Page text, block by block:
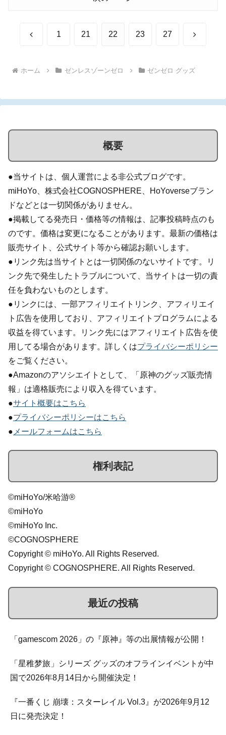
前 1 21 22 23 27 次
ホーム ゼンレスゾーンゼロ ゼンゼロ グッズ
概要
●当サイトは、個人運営による非公式ブログです。
miHoYo、株式会社COGNOSPHERE、HoYoverseブラン
ドなどとは一切関係がありません。
●掲載してる発売日・価格等の情報は、記事投稿時点のも
のです。価格は変更になることがあります。最新の価格は
販売サイト、公式サイト等から確認お願いします。
●リンク先は当サイトとは一切関係のないサイトです。リ
ンク先で発生したトラブルについて、当サイトは一切の責
任を負わないものとします。
●リンクには、一部アフィリエイトリンク、アフィリエイ
ト広告を使用しており、アフィリエイトプログラムによる
収益を得ています。リンク先にはアフィリエイト広告を使
用してる場合があります。詳しくはプライバシーポリシー
をご覧ください。
●Amazonのアソシエイトとして、「原神のグッズ販売情
報」は適格販売により収入を得ています。
●サイト概要はこちら
●プライバシーポリシーはこちら
● メールフォームはこちら
権利表記
©miHoYo/米哈游®
©miHoYo
©miHoYo Inc.
©COGNOSPHERE
Copyright © miHoYo. All Rights Reserved.
Copyright © COGNOSPHERE. All Rights Reserved.
最近の投稿
「gamescom 2026」の『原神』等の出展情報が公開！
「星稚梦旅」シリーズ グッズのオフラインイベントが中
国で2026年8月14日から開催決定！
『一番くじ 崩壊：スターレイル Vol.3』が2026年9月12
日に発売決定！